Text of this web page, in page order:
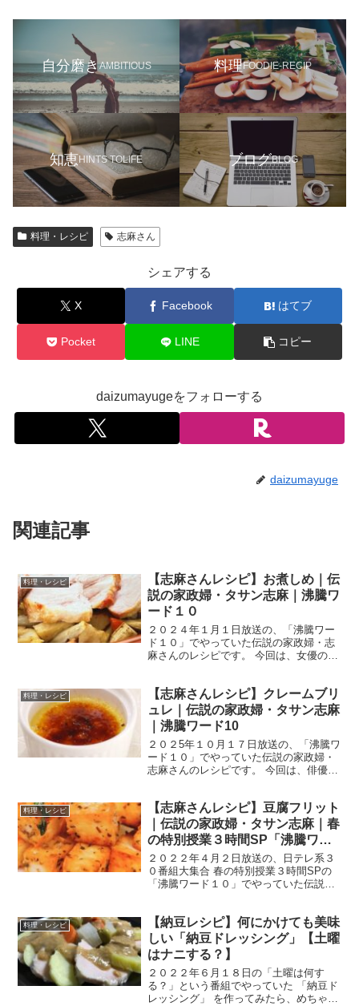
自分磨きAMBITIOUS 料理FOODIE-RECIP
知恵HINTS TOLIFE ブログBLOG
料理・レシピ 志麻さん
シェアする
X Facebook はてブ
Pocket LINE コピー
daizumayugeをフォローする
daizumayuge
関連記事
料理・レシピ
【志麻さんレシピ】お煮しめ｜伝
説の家政婦・タサン志麻｜沸騰ワ
ード１０
２０２４年１月１日放送の、「沸騰ワー
ド１０」でやっていた伝説の家政婦・志
麻さんのレシピです。 今回は、女優の門
した料理を作ってくれました！ では、早
速作り方です。 お煮...
料理・レシピ
【志麻さんレシピ】クレームブリ
ュレ｜伝説の家政婦・タサン志麻
｜沸騰ワード10
２０２5年１０月１７日放送の、「沸騰ワ
ード１０」でやっていた伝説の家政婦・
志麻さんのレシピです。 今回は、俳優の
「秋の味覚を食べ尽くす上棟式SP」で
す。 では、早速作り方...
料理・レシピ
【志麻さんレシピ】豆腐フリット
｜伝説の家政婦・タサン志麻｜春
の特別授業３時間SP「沸騰ワー
ド１０」
２０２２年４月２日放送の、日テレ系３
０番組大集合 春の特別授業３時間SPの
「沸騰ワード１０」でやっていた伝説の
ご飯」を作ってくれました！ では、早速
作り方です。 豆腐...
料理・レシピ
【納豆レシピ】何にかけても美味
しい「納豆ドレッシング」【土曜
はナニする？】
２０２２年６月１８日の「土曜は何す
る？」という番組でやっていた 「納豆ド
レッシング」 を作ってみたら、めちゃめ